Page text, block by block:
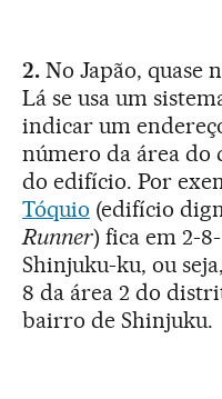
2.No Japão, quase
Lá se usa um
indicar um
número da área
do edifício. Por
Tóquio (edifício
Runner) fica em 2-
Shinjuku-ku, ou
8 da área 2 do
bairro de Shinjuku.